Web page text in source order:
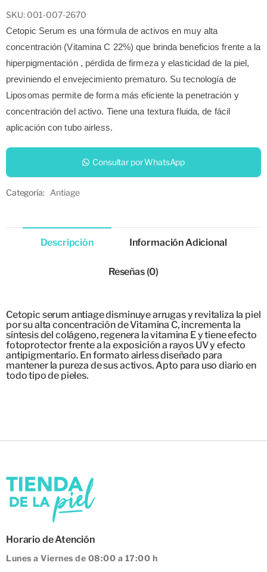
SKU: 001-007-2670
Cetopic Serum es una fórmula de activos en muy alta
concentración (Vitamina C 22%) que brinda beneficios frente a la
hiperpigmentación , pérdida de firmeza y elasticidad de la piel,
previniendo el envejecimiento prematuro. Sutecnología de
Liposomas permite de forma más eficiente la penetración y
concentración del activo. Tiene una textura fluida, de fácil
aplicación con tubo airless.
Consultar por WhatsApp
Categoría: Antiage
Descripción Información Adicional
Reseñas (0)
Cetopic serum antiage disminuye arrugas y revitaliza la piel
por su alta concentración de Vitamina C, incrementa la
síntesis del colágeno, regenera la vitamina E y tiene efecto
fotoprotector frente a la exposición a rayos UV y efecto
antipigmentario. En formato airless diseñado para
mantener la pureza de sus activos. Apto para uso diario en
todo tipo de pieles.
Horario de Atención
Lunes a Viernes de 08:00 a 17:00 h